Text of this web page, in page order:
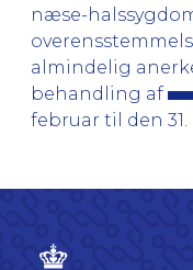
næse-
almindelig
behandling af
februar til den